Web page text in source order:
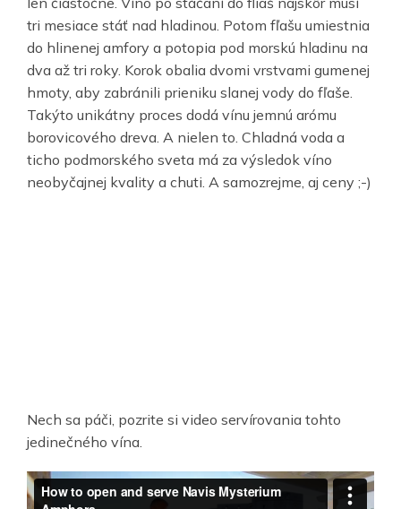
tri mesiace stáť nad hladinou. Potom fľašu umiestnia
do hlinenej amfory a potopia pod morskú hladinu na
dva až tri roky. Korok obalia dvomi vrstvami gumenej
hmoty, aby zabránili prieniku slanej vody do fľaše.
Takýto unikátny proces dodá vínu jemnú arómu
borovicového dreva. A nielen to. Chladná voda a
ticho podmorského sveta má za výsledok víno
neobyčajnej kvality a chuti. A samozrejme, aj ceny ;-)
Nech sa páči, pozrite si video servírovania tohto
jedinečného vína.